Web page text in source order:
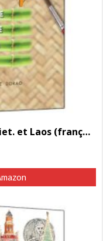
Sud-Est Asiatique, Thaï., Cam., Viet. et Laos (français)